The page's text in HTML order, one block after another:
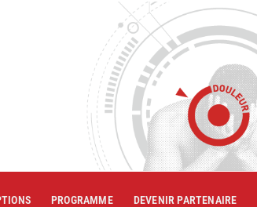
PROGRAMME DEVENIR PARTENAIRE